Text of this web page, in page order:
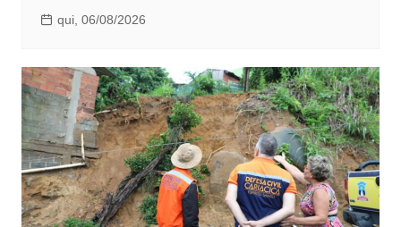
qui, 06/08/2026